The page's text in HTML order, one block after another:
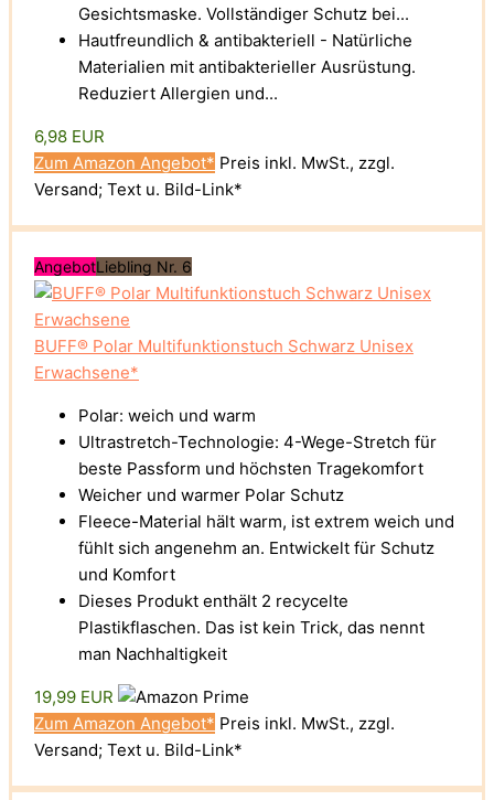
Gesichtsmaske. Vollständiger Schutz bei...
Hautfreundlich & antibakteriell - Natürliche
Materialien mit antibakterieller Ausrüstung.
Reduziert Allergien und...
6,98 EUR
Zum Amazon Angebot* Preis inkl. MwSt., zzgl.
Versand; Text u. Bild-Link*
AngebotLiebling Nr. 6
BUFF® Polar Multifunktionstuch Schwarz Unisex
Erwachsene*
Polar: weich und warm
Ultrastretch-Technologie: 4-Wege-Stretch für
beste Passform und höchsten Tragekomfort
Weicher und warmer Polar Schutz
Fleece-Material hält warm, ist extrem weich und
fühlt sich angenehm an. Entwickelt für Schutz
und Komfort
Dieses Produkt enthält 2 recycelte
Plastikflaschen. Das ist kein Trick, das nennt
man Nachhaltigkeit
19,99 EUR
Zum Amazon Angebot* Preis inkl. MwSt., zzgl.
Versand; Text u. Bild-Link*